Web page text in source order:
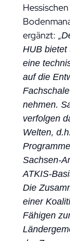
ergänzt: „
HUB bietet
eine
auf die
nehmen.
verfolgen
Welten,
Sachsen-
ATKIS-
Die
einer
Fähigen